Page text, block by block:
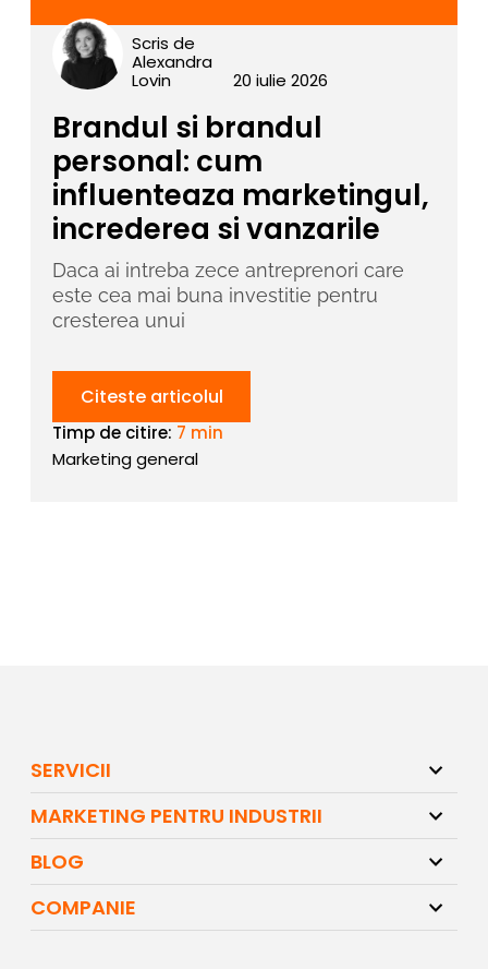
Scris de
Alexandra
Lovin
20 iulie 2026
Brandul si brandul
personal: cum
influenteaza marketingul,
increderea si vanzarile
Daca ai intreba zece antreprenori care
este cea mai buna investitie pentru
cresterea unui
Citeste articolul
Timp de citire: 7 min
Marketing general
SERVICII
MARKETING PENTRU INDUSTRII
BLOG
COMPANIE